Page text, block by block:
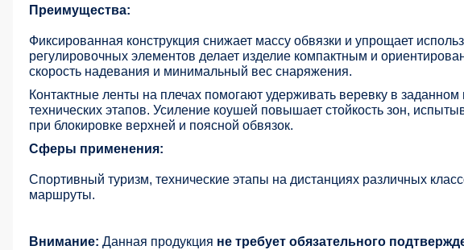
Преимущества:
Фиксированная конструкция снижает массу обвязки и упрощает
регулировочных элементов делает изделие компактным и
скорость надевания и минимальный вес снаряжения.
Контактные ленты на плечах помогают удерживать веревку в
технических этапов. Усиление коушей повышает стойкость зон,
при блокировке верхней и поясной обвязок.
Сферы применения:
Спортивный туризм, технические этапы на дистанциях различных
маршруты.
Внимание: Данная продукция не требует обязательного